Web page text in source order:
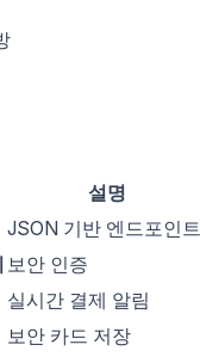
설명
JSON 기반 엔드포인트
보안 인증
실시간 결제 알림
보안 카드 저장